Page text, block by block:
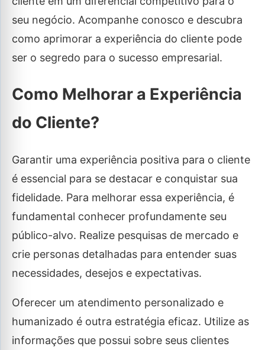
seu negócio. Acompanhe conosco e descubra
como aprimorar a experiência do cliente pode
ser o segredo para o sucesso empresarial.
Como Melhorar a Experiência
do Cliente?
Garantir uma experiência positiva para o cliente
é essencial para se destacar e conquistar sua
fidelidade. Para melhorar essa experiência, é
fundamental conhecer profundamente seu
público-alvo. Realize pesquisas de mercado e
crie personas detalhadas para entender suas
necessidades, desejos e expectativas.
Oferecer um atendimento personalizado e
humanizado é outra estratégia eficaz. Utilize as
informações que possui sobre seus clientes